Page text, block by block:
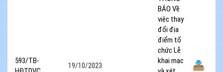
593/TB-
19/10/2023
BÁO Về
việc thay
đổi địa
điểm tổ
chức Lễ
khai mạc